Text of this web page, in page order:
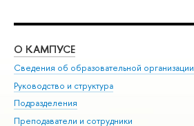
О КАМПУСЕ
Сведения об образовательной организации
Руководство и структура
Подразделения
Преподаватели и сотрудники